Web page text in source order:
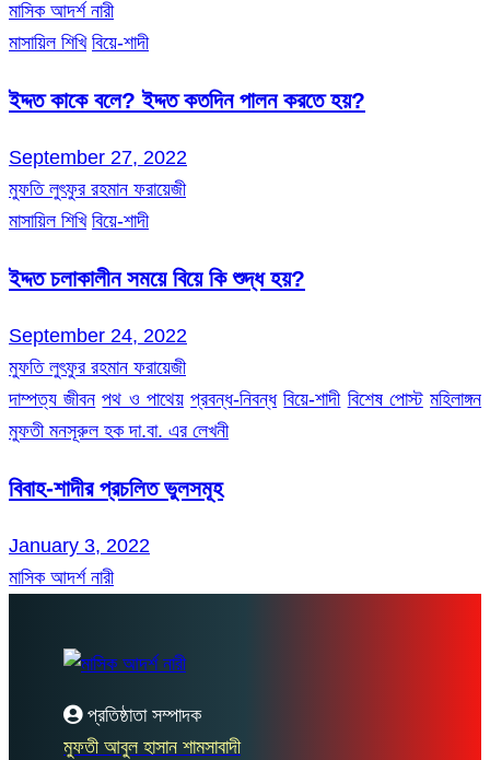
মাসিক আদর্শ নারী
মাসায়িল শিখি বিয়ে-শাদী
ইদ্দত কাকে বলে? ইদ্দত কতদিন পালন করতে হয়?
September 27, 2022
মুফতি লুৎফুর রহমান ফরায়েজী
মাসায়িল শিখি বিয়ে-শাদী
ইদ্দত চলাকালীন সময়ে বিয়ে কি শুদ্ধ হয়?
September 24, 2022
মুফতি লুৎফুর রহমান ফরায়েজী
দাম্পত্য জীবন পথ ও পাথেয় প্রবন্ধ-নিবন্ধ বিয়ে-শাদী বিশেষ পোস্ট মহিলাঙ্গন
মুফতী মনসূরুল হক দা.বা. এর লেখনী
বিবাহ-শাদীর প্রচলিত ভুলসমূহ
January 3, 2022
মাসিক আদর্শ নারী
প্রতিষ্ঠাতা সম্পাদক
মুফতী আবুল হাসান শামসাবাদী